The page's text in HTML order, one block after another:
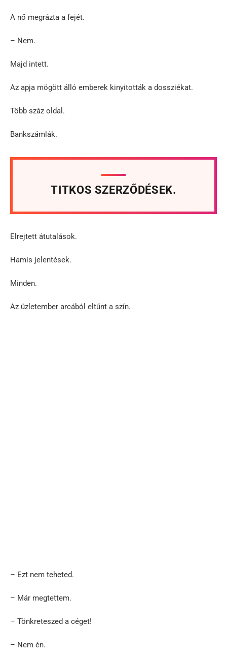
A nő megrázta a fejét.
– Nem.
Majd intett.
Az apja mögött álló emberek kinyitották a dossziékat.
Több száz oldal.
Bankszámlák.
TITKOS SZERZŐDÉSEK.
Elrejtett átutalások.
Hamis jelentések.
Minden.
Az üzletember arcából eltűnt a szín.
– Ezt nem teheted.
– Már megtettem.
– Tönkreteszed a céget!
– Nem én.